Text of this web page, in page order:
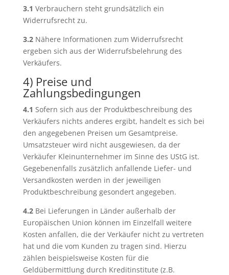
3.1 Verbrauchern steht grundsätzlich ein
Widerrufsrecht zu.
3.2Nähere Informationen zum Widerrufsrecht
ergeben sich aus der Widerrufsbelehrung des
Verkäufers.
4) Preise und
Zahlungsbedingungen
4.1 Sofern sich aus der Produktbeschreibung des
Verkäufers nichts anderes ergibt, handelt es sich bei
den angegebenen Preisen um Gesamtpreise.
Umsatzsteuer wird nicht ausgewiesen, da der
Verkäufer Kleinunternehmer im Sinne des UStG ist.
Gegebenenfalls zusätzlich anfallende Liefer- und
Versandkosten werden in der jeweiligen
Produktbeschreibung gesondert angegeben.
4.2Bei Lieferungen in Länder außerhalb der
Europäischen Union können im Einzelfall weitere
Kosten anfallen, die der Verkäufer nicht zu vertreten
hat und die vom Kunden zu tragen sind. Hierzu
zählen beispielsweise Kosten für die
Geldübermittlung durch Kreditinstitute (z.B.